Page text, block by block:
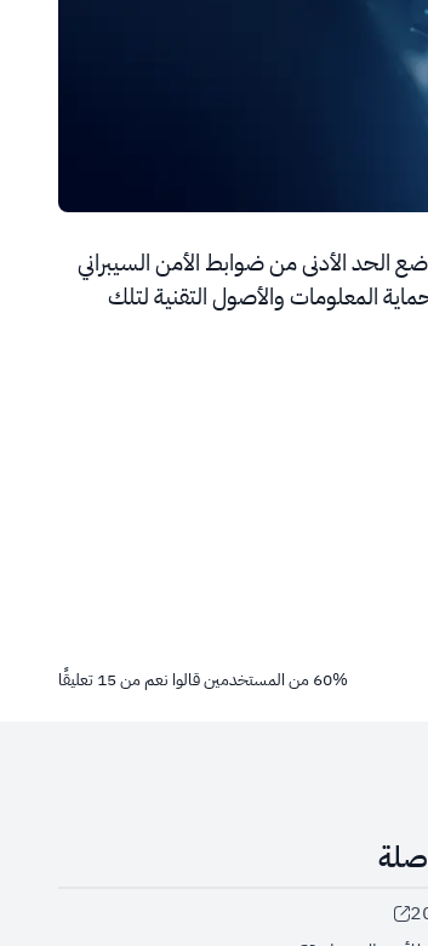
الحد الأدنى من ضوابط الأمن السيبراني
المعلومات والأصول التقنية لتلك
60% من المستخدمين قالوا نعم من15تعليقًا